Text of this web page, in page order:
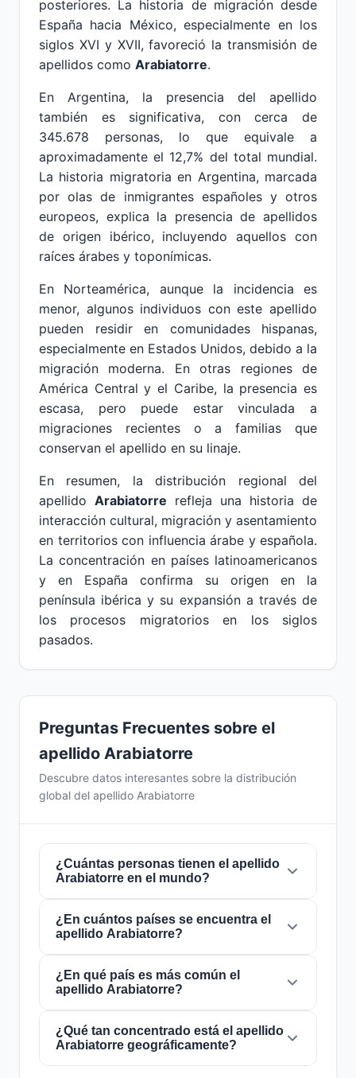
posteriores. La historia de migración desde
España hacia México, especialmente en los
siglos XVI y XVII, favoreció la transmisión de
apellidos como Arabiatorre.
En Argentina, la presencia del apellido
también es significativa, con cerca de
345.678 personas, lo que equivale a
aproximadamente el 12,7% del total mundial.
La historia migratoria en Argentina, marcada
por olas de inmigrantes españoles y otros
europeos, explica la presencia de apellidos
de origen ibérico, incluyendo aquellos con
raíces árabes y toponímicas.
En Norteamérica, aunque la incidencia es
menor, algunos individuos con este apellido
pueden residir en comunidades hispanas,
especialmente en Estados Unidos, debido a la
migración moderna. En otras regiones de
América Central y el Caribe, la presencia es
escasa, pero puede estar vinculada a
migraciones recientes o a familias que
conservan el apellido en su linaje.
En resumen, la distribución regional del
apellido Arabiatorre refleja una historia de
interacción cultural, migración y asentamiento
en territorios con influencia árabe y española.
La concentración en países latinoamericanos
y en España confirma su origen en la
península ibérica y su expansión a través de
los procesos migratorios en los siglos
pasados.
Preguntas Frecuentes sobre el
apellido Arabiatorre
Descubre datos interesantes sobre la distribución
global del apellido Arabiatorre
¿Cuántas personas tienen el apellido
Arabiatorre en el mundo?
Actualmente hay aproximadamente1
personascon el apellido
el mundo. Esto significa que aproximadamente
1 de cada 8,000,000,000 personas
mundo lleva este apellido. Se encuentra
presente en1 países, lo que refleja su
distribución global.
¿En cuántos países se encuentra el
apellido Arabiatorre?
El apellidoArabiatorreestá presente en
paísesde todo el mundo. Esto lo clasifica
como un apellido de alcancelocal. Su
presencia en múltiples países indica patrones
históricos de migración y dispersión familiar a
lo largo de los siglos.
¿En qué país es más común el
apellido Arabiatorre?
El apellido Arabiatorrees más común en
España, donde lo portan aproximadamente
personas. Esto representa el100%del total
¿Qué tan concentrado está el apellido
Arabiatorre geográficamente?